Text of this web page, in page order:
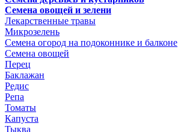
Семена овощей и зелени
Лекарственные травы
Микрозелень
Семена огород на подоконнике и балконе
Семена овощей
Перец
Баклажан
Редис
Репа
Томаты
Капуста
Тыква